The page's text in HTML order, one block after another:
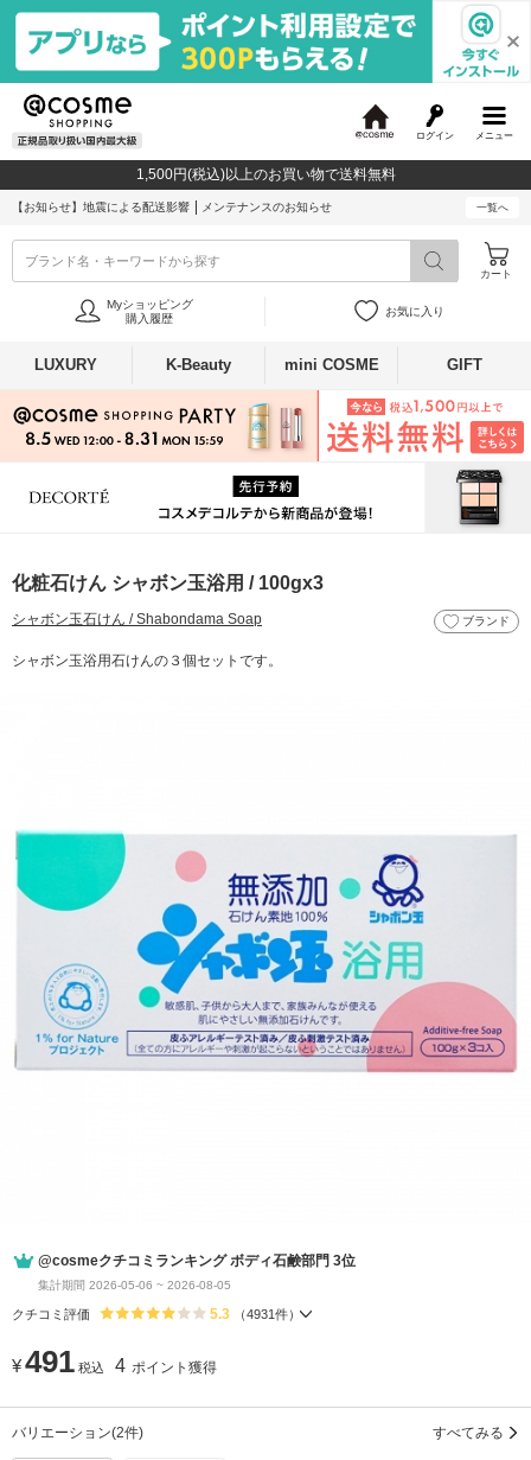
メニュー
ログイン
c
o
1,500円(税込)以上のお買い物で送料無料
【お知らせ】 地震による配送影響 メンテナンスのお知らせ 一覧へ
ブランド名・キーワードから探す
カート
Myショッピング
購入履歴
お気に入り
LUXURY K-Beauty mini COSME GIFT
化粧石けん シャボン玉浴用 / 100gx3
シャボン玉石けん / Shabondama Soap ブランド
シャボン玉浴用石けんの３個セットです。
@cosmeクチコミランキング ボディ石鹸部門 3位
集計期間 2026-05-06 ~ 2026-08-05
クチコミ評価 5.3 （4931件）
¥491 税込 4 ポイント獲得
バリエーション(2件) すべてみる